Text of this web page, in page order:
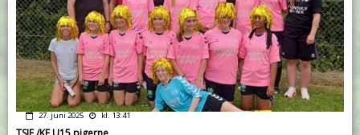
27. juni 2025 kl. 13:41